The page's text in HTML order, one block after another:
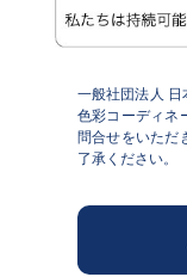
一般社団法人
色彩コーディネ
問合せをいただ
了承ください。